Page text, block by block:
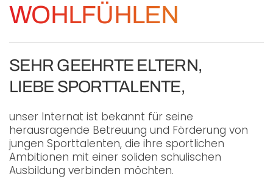
WOHLFÜHLEN
SEHR GEEHRTE ELTERN,
LIEBE SPORTTALENTE,
unser Internat ist bekannt für seine
herausragende Betreuung und Förderung von
jungen Sporttalenten, die ihre sportlichen
Ambitionen mit einer soliden schulischen
Ausbildung verbinden möchten.